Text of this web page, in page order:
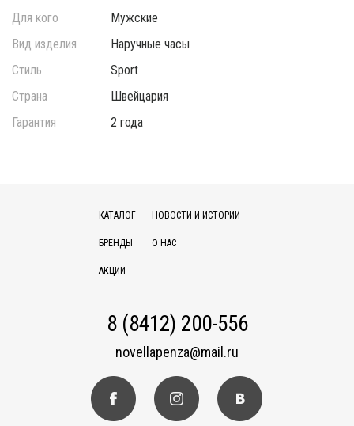
Для кого
Мужские
Вид изделия
Наручные часы
Стиль
Sport
Страна
Швейцария
Гарантия
2 года
КАТАЛОГ
БРЕНДЫ
АКЦИИ
НОВОСТИ И ИСТОРИИ
О НАС
8 (8412) 200-556
novellapenza@mail.ru